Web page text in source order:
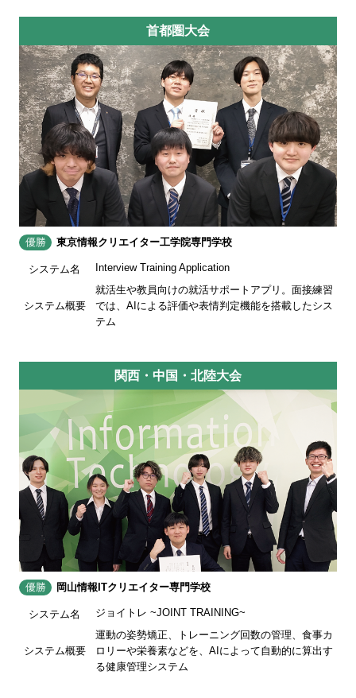
首都圏大会
優勝 東京情報クリエイター工学院専門学校
システム名 Interview Training Application
システム概要
就活生や教員向けの就活サポートアプリ。面接練習
では、AIによる評価や表情判定機能を搭載したシス
テム
関西・中国・北陸大会
優勝 岡山情報ITクリエイター専門学校
システム名 ジョイトレ ~JOINT TRAINING~
システム概要
運動の姿勢矯正、トレーニング回数の管理、食事カ
ロリーや栄養素などを、AIによって自動的に算出す
る健康管理システム